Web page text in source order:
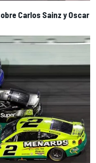
Carlos Sainz y Oscar